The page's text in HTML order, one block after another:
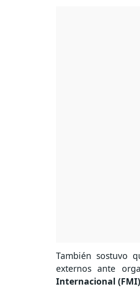
También sostuvo
externos ante
Internacional